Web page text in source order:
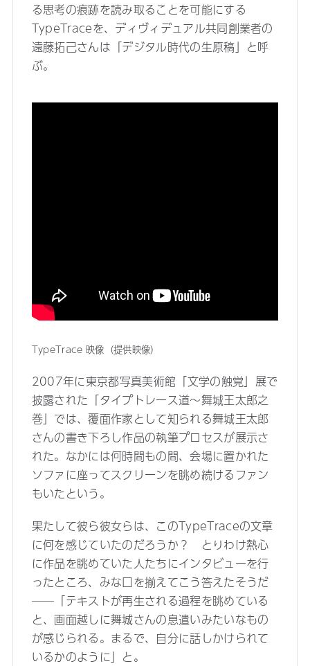
る思考の痕跡を読み取ることを可能にする
TypeTraceを、ディヴィデュアル共同創業者の
遠藤拓己さんは「デジタル時代の生原稿」と呼
ぶ。
TypeTrace 映像（提供映像）
2007年に東京都写真美術館「文学の触覚」展で
披露された「タイプトレース道～舞城王太郎之
巻」では、覆面作家として知られる舞城王太郎
さんの書き下ろし作品の執筆プロセスが展示さ
れた。なかには何時間もの間、会場に置かれた
ソファに座ってスクリーンを眺め続けるファン
もいたという。
果たして彼ら彼女らは、このTypeTraceの文章
に何を感じていたのだろうか？ とりわけ熱心
に作品を眺めていた人たちにインタビューを行
ったところ、みな口を揃えてこう答えたそうだ
──「テキストが再生される過程を眺めている
と、画面越しに舞城さんの息遣いみたいなもの
が感じられる。まるで、自分に話しかけられて
いるかのように」と。